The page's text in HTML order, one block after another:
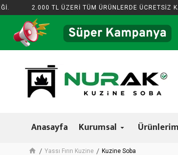
2.000 TL ÜZERİ TÜM ÜRÜNLERDE ÜCRETSİZ
Anasayfa Kurumsal
Yassı Fırın Kuzine Kuzine Soba